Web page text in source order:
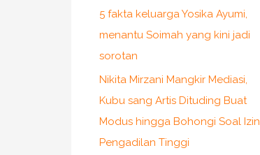
5 fakta keluarga Yosika Ayumi,
menantu Soimah yang kini jadi
sorotan
Nikita Mirzani Mangkir Mediasi,
Kubu sang Artis Dituding Buat
Modus hingga Bohongi Soal Izin
Pengadilan Tinggi